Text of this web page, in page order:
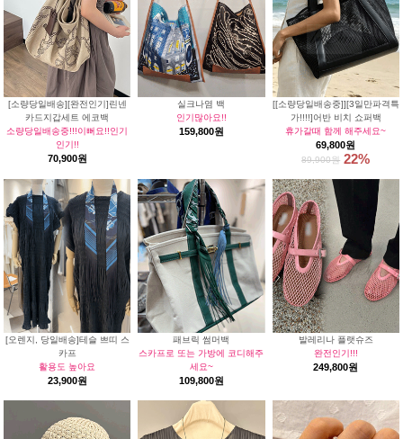
[소량당일배송][완전인기]린넨
카드지갑세트 에코백
소량당일배송중!!!이뻐요!!인기
인기!!
70,900원
실크나염 백
인기많아요!!
159,800원
[[소량당일배송중]][3일만파격특
가!!!!]어반 비치 쇼퍼백
휴가갈때 함께 해주세요~
69,800원
89,900원 22%
[오렌지, 당일배송]테슬 쁘띠 스
카프
활용도 높아요
23,900원
패브릭 썸머백
스카프로 또는 가방에 코디해주
세요~
109,800원
발레리나 플랫슈즈
완전인기!!!
249,800원